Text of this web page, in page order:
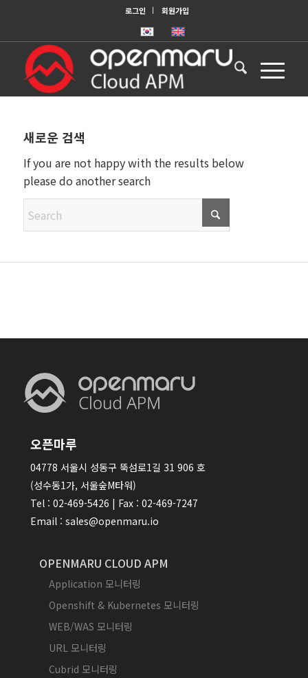
로그인 회원가입
새로운 검색
If you are not happy with the results below
please do another search
오픈마루
04778 서울시 성동구 뚝섬로1길 31 906 호
(성수동1가, 서울숲M타워)
Tel : 02-469-5426 | Fax : 02-469-7247
Email : sales@openmaru.io
OPENMARU CLOUD APM
Application 모니터링
Openshift & Kubernetes 모니터링
WEB/WAS 모니터링
URL 모니터링
Cubrid 모니터링